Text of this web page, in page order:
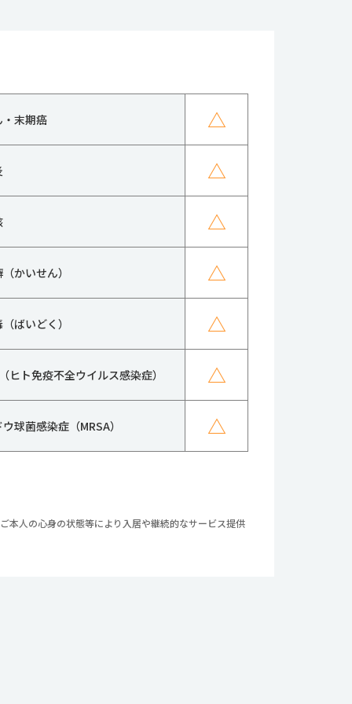
・末期癌 △
△
△
かいせん） △
ばいどく） △
ヒト免疫不全ウイルス感染症） △
球菌感染症（MRSA） △
人の心身の状態等により入居や継続的なサービス提供